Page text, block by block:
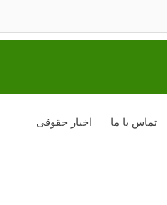
تماس با ما اخبار حقوقی